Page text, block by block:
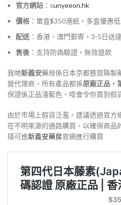
官方網站 ：sunyeeon.hk
價格 ：單盒$350港紙，多盒優惠
配送 ：香港、澳門郵寄，3-5日送達
售後 ：支持防偽驗證，無效退款
我哋新義安藥局係日本京都慈賀縣製
營代理商，所有產品都係原廠正品，
保證係正品淺藍色，唔會令你買到假
由於市場上假貨泛濫，建議透過官方
在不明來源的通路購買，以確保商品
接可進新義安藥房官網進行購買